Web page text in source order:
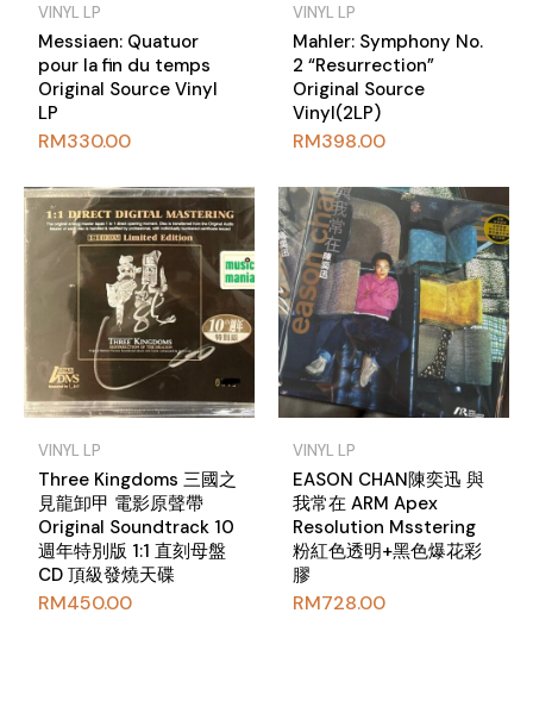
VINYL LP
Messiaen: Quatuor
pour la fin du temps
Original Source Vinyl
LP
RM330.00
VINYL LP
Mahler: Symphony No.
2 “Resurrection”
Original Source
Vinyl(2LP)
RM398.00
VINYL LP
Three Kingdoms 三國之
見龍卸甲 電影原聲帶
Original Soundtrack 10
週年特別版 1:1 直刻母盤
CD 頂級發燒天碟
RM450.00
VINYL LP
EASON CHAN陳奕迅 與
我常在 ARM Apex
Resolution Msstering
粉紅色透明+黑色爆花彩
膠
RM728.00